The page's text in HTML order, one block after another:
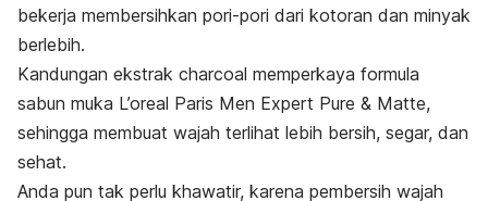
bekerja membersihkan pori-pori dari kotoran dan minyak
berlebih.
Kandungan ekstrak charcoal memperkaya formula
sabun muka L’oreal Paris Men Expert Pure & Matte,
sehingga membuat wajah terlihat lebih bersih, segar, dan
sehat.
Anda pun tak perlu khawatir, karena pembersih wajah